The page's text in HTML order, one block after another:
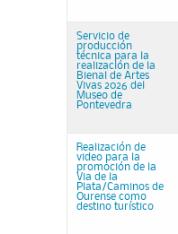
Servicio de
producción
técnica para la
realización de la
Bienal de Artes
Vivas 2026 del
Museo de
Pontevedra
Realización de
video para la
promoción de la
Via de la
Plata/Caminos de
Ourense como
destino turístico